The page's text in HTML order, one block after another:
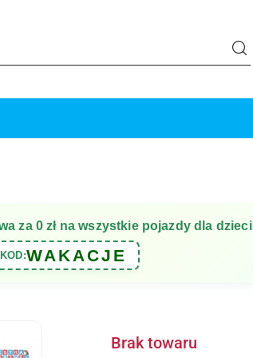
za 0 zł na wszystkie pojazdy dla dzieci
KOD:WAKACJE
Brak towaru